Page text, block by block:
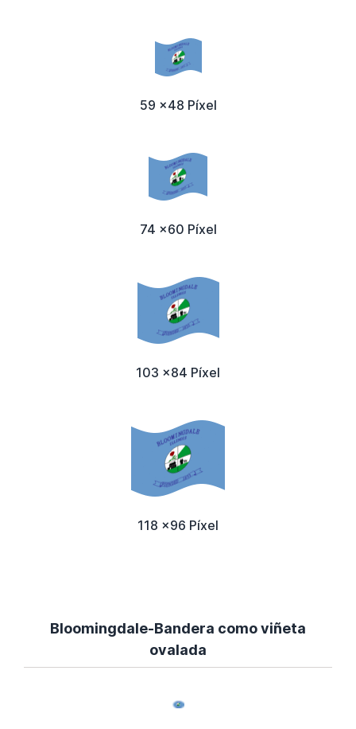
59 x48 Píxel
74 x60 Píxel
103 x84 Píxel
118 x96 Píxel
Bloomingdale-Bandera como viñeta
ovalada